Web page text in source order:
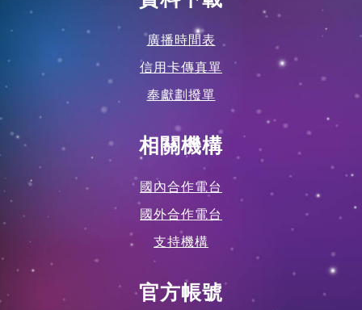
隱私權政策
資料下載
廣播時間表
信用卡傳真單
奉獻劃撥單
相關機構
國內合作電台
支持機構